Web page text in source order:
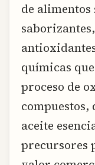
de alimentos
químicas
proceso de
compuestos,
aceite
precursores